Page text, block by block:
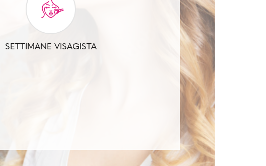
SETTIMANE VISAGISTA